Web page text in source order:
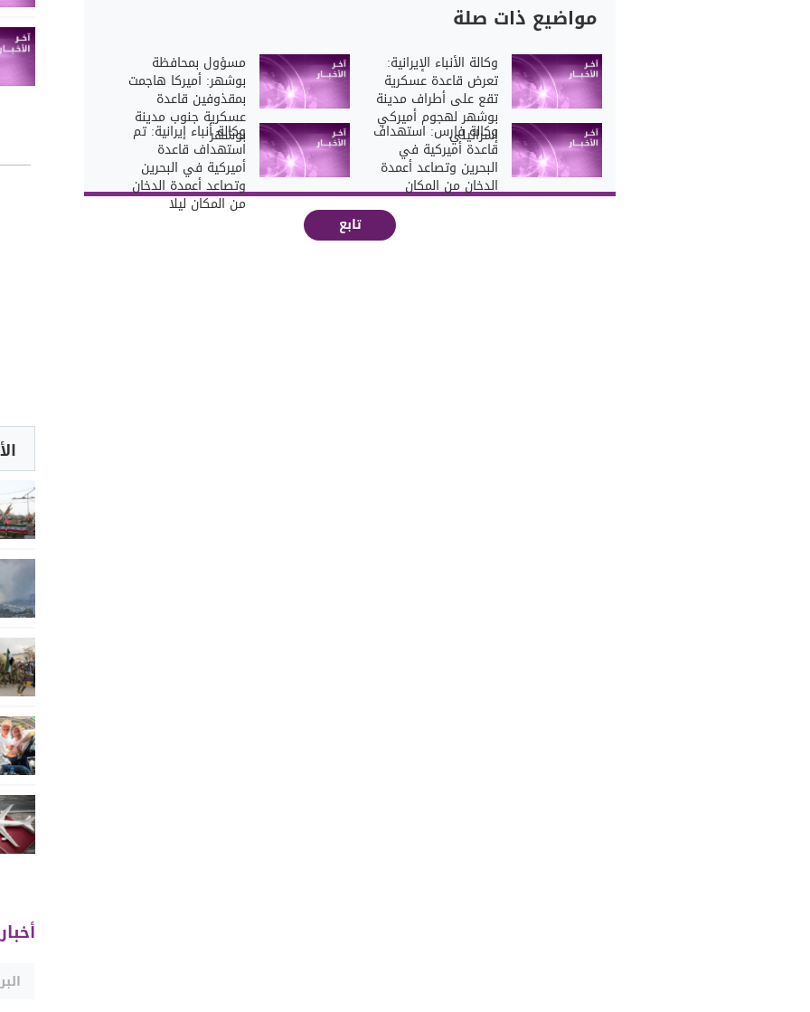
مواضيع ذات صلة
وكالة الأنباء الإيرانية:
تعرض قاعدة عسكرية
تقع على أطراف مدينة
بوشهر لهجوم أميركي
إسرائيلي
مسؤول بمحافظة
بوشهر: أميركا هاجمت
بمقذوفين قاعدة
عسكرية جنوب مدينة
بوشهر وكالة فارس: استهداف
قاعدة أميركية في
البحرين وتصاعد أعمدة
الدخان من المكان
وكالة أنباء إيرانية: تم
استهداف قاعدة
أميركية في البحرين
وتصاعد أعمدة الدخان
من المكان ليلا
تابع